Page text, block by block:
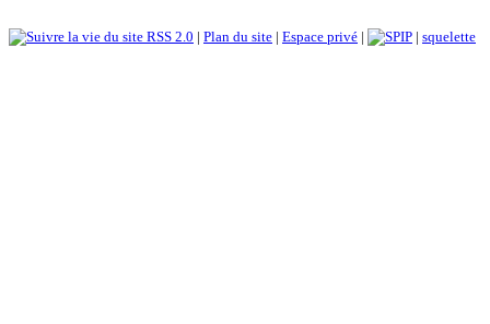
RSS 2.0 | Plan du site | Espace privé | | squelette